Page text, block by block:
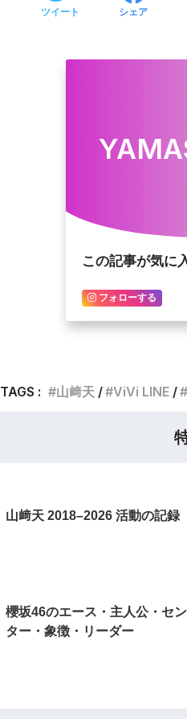
ツイート シェア
この記事が気に
フォローする
TAGS : 山﨑天 ViVi LINE
山﨑天 2018–2026 活動の記録
櫻坂46のエース・主人公・セン
ター・象徴・リーダー